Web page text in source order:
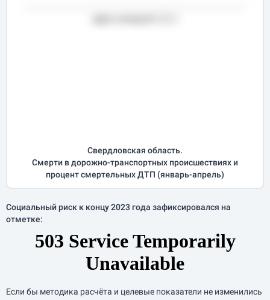
Свердловская область.
Смерти в дорожно-транспортных происшествиях и
процент смертельных ДТП (январь-апрель)
Социальный риск к концу 2023 года зафиксировался на
отметке:
Если бы методика расчёта и целевые показатели не изменились